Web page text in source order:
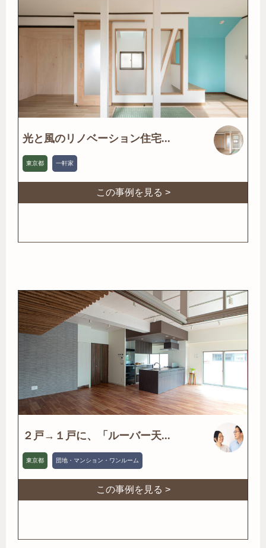
光と風のリノベーション住宅...
東京都 一軒家
この事例を見る >
２戸→１戸に、「ルーバー天...
東京都 団地・マンション・ワンルーム
この事例を見る >